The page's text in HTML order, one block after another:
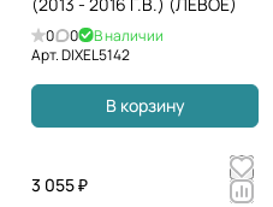
0 0
В наличии
Арт.DIXEL5142
В корзину
3 055 ₽